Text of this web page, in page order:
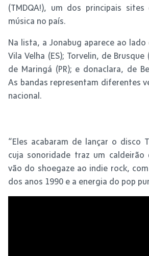
(TMDQA!), um dos principais sites
música no país.
Na lista, a Jonabug aparece ao
Vila Velha (ES); Torvelin, de Brusque
de Maringá (PR); e donaclara, de
As bandas representam diferentes
nacional.
“Eles acabaram de lançar o disco
cuja sonoridade traz um caldeirão
vão do shoegaze ao indie rock,
dos anos 1990 e a energia do pop